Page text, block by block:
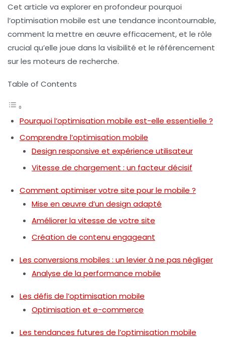
Cet article va explorer en profondeur pourquoi
l’optimisation mobile est une tendance incontournable,
comment la mettre en œuvre efficacement, et le rôle
crucial qu’elle joue dans la visibilité et le référencement
sur les moteurs de recherche.
Table of Contents
Pourquoi l’optimisation mobile est-elle essentielle ?
Comprendre l’optimisation mobile
Design responsive et expérience utilisateur
Vitesse de chargement : un facteur décisif
Comment optimiser votre site pour le mobile ?
Mise en œuvre d’un design adapté
Améliorer la vitesse de votre site
Création de contenu engageant
Les conversions mobiles : un levier à ne pas négliger
Analyse de la performance mobile
Les défis de l’optimisation mobile
Optimisation et e-commerce
Les tendances futures de l’optimisation mobile